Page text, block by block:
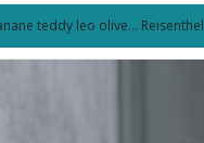
teddy leo olive... Reisenthel